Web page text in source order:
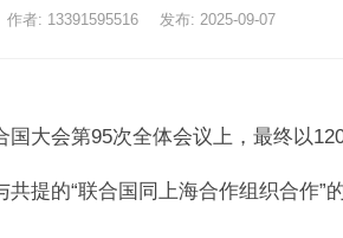
作者: 13391595516 发布: 2025-09-07
国大会第95次全体会议上，最终以
提的“联合国同上海合作组织合作”的